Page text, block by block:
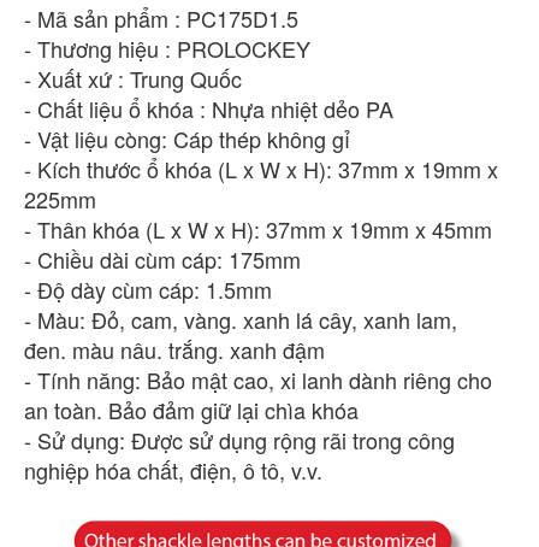
- Mã sản phẩm : PC175D1.5
- Thương hiệu : PROLOCKEY
- Xuất xứ : Trung Quốc
- Chất liệu ổ khóa : Nhựa nhiệt dẻo PA
- Vật liệu còng: Cáp thép không gỉ
- Kích thước ổ khóa (L x W x H): 37mm x 19mm x
225mm
- Thân khóa (L x W x H): 37mm x 19mm x 45mm
- Chiều dài cùm cáp: 175mm
- Độ dày cùm cáp: 1.5mm
- Màu: Đỏ, cam, vàng. xanh lá cây, xanh lam,
đen. màu nâu. trắng. xanh đậm
- Tính năng: Bảo mật cao, xi lanh dành riêng cho
an toàn. Bảo đảm giữ lại chìa khóa
- Sử dụng: Được sử dụng rộng rãi trong công
nghiệp hóa chất, điện, ô tô, v.v.